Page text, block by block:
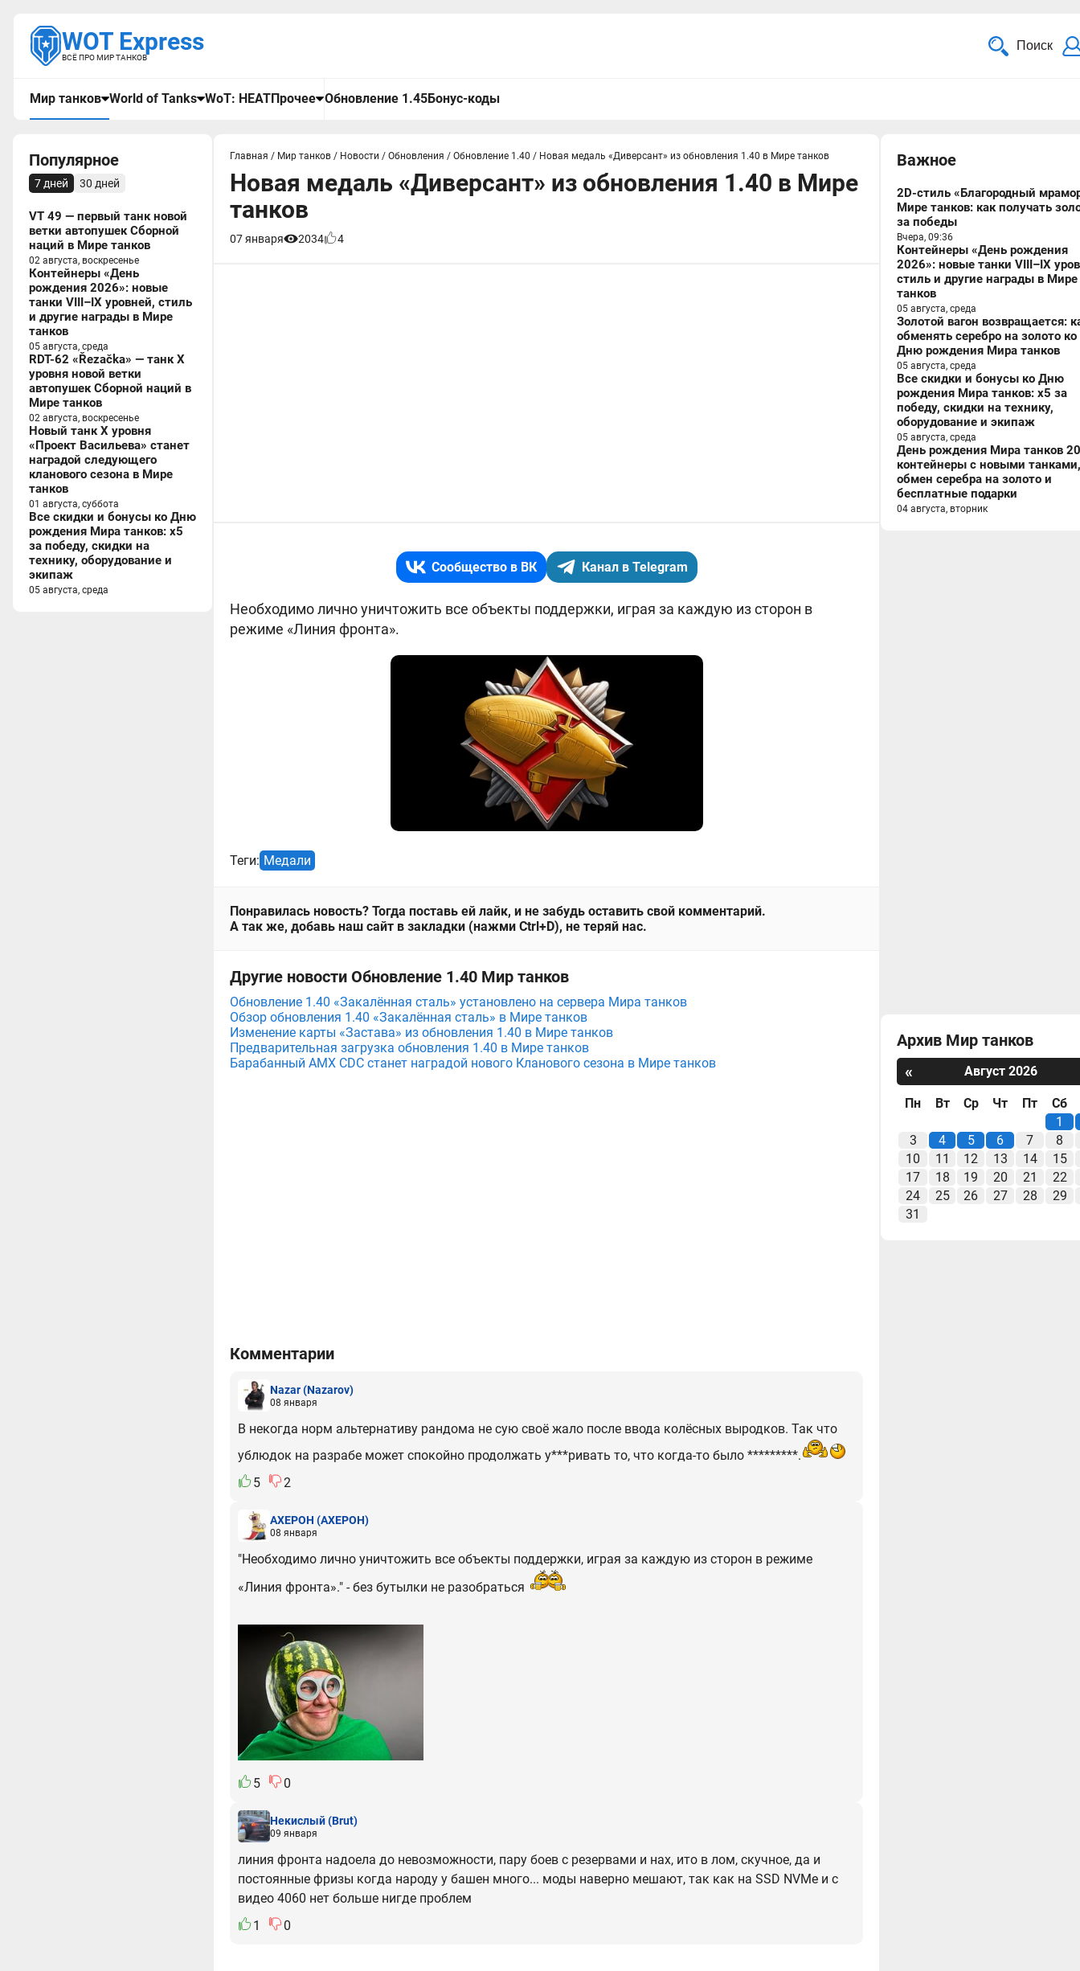
WOT Express
ВСЁ ПРО МИР ТАНКОВ
Поиск
Мир танков World of Tanks WoT: HEATПрочее Обновление 1.45Бонус-коды
Популярное
7 дней 30 дней
VT 49 — первый танк новой
ветки автопушек Сборной
наций в Мире танков
02 августа, воскресенье
Контейнеры «День
рождения 2026»: новые
танки VIII–IX уровней, стиль
и другие награды в Мире
танков
05 августа, среда
RDT-62 «Řezačka» — танк X
уровня новой ветки
автопушек Сборной наций в
Мире танков
02 августа, воскресенье
Новый танк X уровня
«Проект Васильева» станет
наградой следующего
кланового сезона в Мире
танков
01 августа, суббота
Все скидки и бонусы ко Дню
рождения Мира танков: x5
за победу, скидки на
технику, оборудование и
экипаж
05 августа, среда
Главная / Мир танков / Новости / Обновления / Обновление 1.40 / Новая медаль «Диверсант» из обновления 1.40 в Мире танков
Новая медаль «Диверсант» из обновления 1.40 в Мире
танков
07 января 2034 4
Сообщество в ВК Канал в Telegram
Необходимо лично уничтожить все объекты поддержки, играя за каждую из сторон в
режиме «Линия фронта».
Теги: Медали
Понравилась новость? Тогда поставь ей лайк, и не забудь оставить свой комментарий.
А так же, добавь наш сайт в закладки (нажми Ctrl+D), не теряй нас.
Другие новости Обновление 1.40 Мир танков
Обновление 1.40 «Закалённая сталь» установлено на сервера Мира танков
Обзор обновления 1.40 «Закалённая сталь» в Мире танков
Изменение карты «Застава» из обновления 1.40 в Мире танков
Предварительная загрузка обновления 1.40 в Мире танков
Барабанный AMX CDC станет наградой нового Кланового сезона в Мире танков
Комментарии
Nazar(Nazarov)
08 января
В некогда норм альтернативу рандома не сую своё жало после ввода колёсных выродков. Так что
ублюдок на разрабе может спокойно продолжать у***ривать то, что когда-то было *********.
5
2
АХЕРОН (АХЕРОН)
08 января
"Необходимо лично уничтожить все объекты поддержки, играя за каждую из сторон в режиме
«Линия фронта»." - без бутылки не разобраться
5 0
Некислый(Brut)
09 января
линия фронта надоела до невозможности, пару боев с резервами и нах, ито в лом, скучное, да и
постоянные фризы когда народу у башен много... моды наверно мешают, так как на SSD NVMe и с
видео 4060 нет больше нигде проблем
1
0
Важное
2D-стиль «Благородный
Мире танков: как получать
за победы
Вчера, 09:36
Контейнеры «День рождения
2026»: новые танки VIII–IX
стиль и другие награды в Мире
танков
05 августа, среда
Золотой вагон возвращается:
обменять серебро на золото ко
Дню рождения Мира танков
05 августа, среда
Все скидки и бонусы ко Дню
рождения Мира танков: x5 за
победу, скидки на технику,
оборудование и экипаж
05 августа, среда
День рождения Мира танков
контейнеры с новыми танками,
обмен серебра на золото и
бесплатные подарки
04 августа, вторник
Архив Мир танков
«
Август 2026
Пн Вт Ср Чт Пт
Сб
1
3
4 5 6 7
8
10
11 12 13 14
15
17
18 19 20 21
22
24
25 26 27 28
29
31